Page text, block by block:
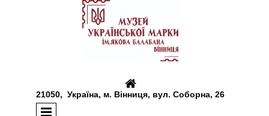

21050, Україна, м. Вінниця, вул. Соборна, 26